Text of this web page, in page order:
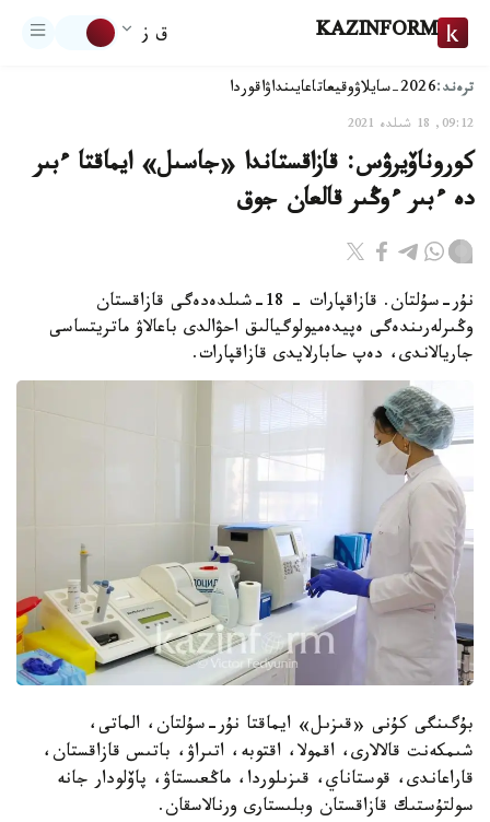
KAZINFORM ق ز
ترەند:2026-سايلاۋ وقيعاتاعايىنداۋاقوردا
09:12, 18 شىلدە 2021
كوروناۆيرۋس: قازاقستاندا «جاسىل» ايماقتا ءبىر
دە ءبىر ءوڭىر قالعان جوق
نۇر-سۇلتان. قازاقپارات – 18-شىلدەدەگى قازاقستان
وڭىرلەرىندەگى ەپيدەميولوگيالىق احۋالدى باعالاۋ ماتريتساسى
جاريالاندى، دەپ حابارلايدى قازاقپارات.
بۇگىنگى كۇنى «قىزىل» ايماقتا نۇر-سۇلتان، الماتى،
شىمكەنت قالالارى، اقمولا، اقتوبە، اتىراۋ، باتىس قازاقستان،
قاراعاندى، قوستاناي، قىزىلوردا، ماڭعىستاۋ، پاۆلودار جانە
سولتۇستىك قازاقستان وبلىستارى ورنالاسقان.